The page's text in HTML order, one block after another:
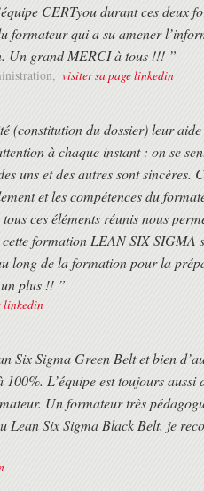
CERTyou durant ces deux
formateur qui a su amener
Un grand MERCI à tous !!! ”
visiter sa page linkedin
(constitution du dossier) leur aide
à chaque instant : on se
uns et des autres sont sincères.
et les compétences du
ces éléments réunis nous
formation LEAN SIX SIGMA
long de la formation pour la
plus !! ”
linkedin
Six Sigma Green Belt et bien
L’équipe est toujours aussi
Un formateur très
Lean Six Sigma Black Belt, je